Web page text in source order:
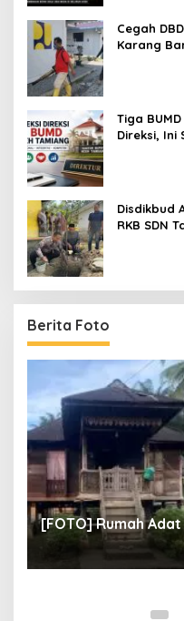
Cegah
Karang
Tiga
Direksi,
Disdikbud
RKB SDN
Berita Foto
[FOTO] Rumah